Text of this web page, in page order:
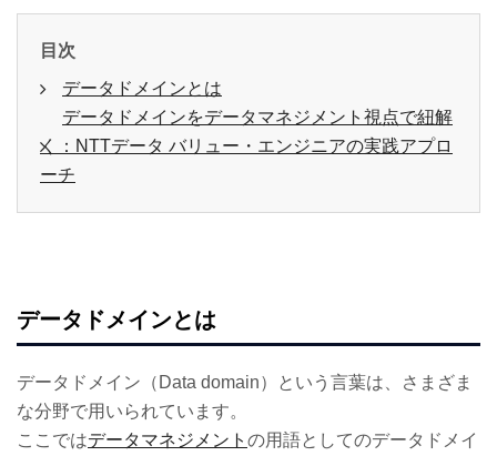
目次
データドメインとは
データドメインをデータマネジメント視点で紐解
く：NTTデータ バリュー・エンジニアの実践アプロ
ーチ
データドメインとは
データドメイン（Data domain）という言葉は、さまざま
な分野で用いられています。
ここではデータマネジメント の用語としてのデータドメイ